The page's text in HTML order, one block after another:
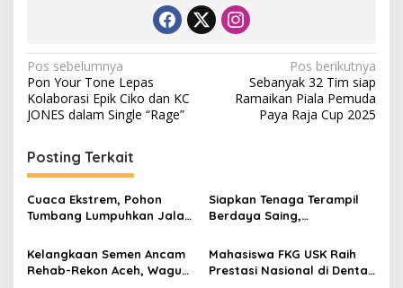
N
a
v
i
g
a
s
i
p
Pos sebelumnya
Pon Your Tone Lepas
Kolaborasi Epik Ciko dan KC
JONES dalam Single “Rage”
Pos berikutnya
Sebanyak 32 Tim siap
Ramaikan Piala Pemuda
Paya Raja Cup 2025
Posting Terkait
Cuaca Ekstrem, Pohon
Tumbang Lumpuhkan Jalan
Blangpidie
Siapkan Tenaga Terampil
Berdaya Saing,
Tamiang Buka Pelatihan
Kerja 2026
Kelangkaan Semen Ancam
Rehab-Rekon Aceh, Wagub
Mahasiswa FKG USK Raih
Prestasi Nasional di Dental